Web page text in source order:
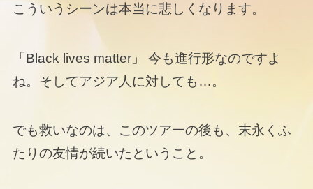
こういうシーンは本当に悲しくなります。
「Black lives matter」 今も進行形なのですよ
ね。そしてアジア人に対しても…。
でも救いなのは、このツアーの後も、末永くふ
たりの友情が続いたということ。